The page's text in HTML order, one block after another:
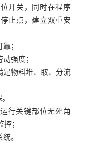
开关，同时在程序
止点，建立双重安
；
强度；
足物料堆、取、分流
行关键部位无死角
；
。